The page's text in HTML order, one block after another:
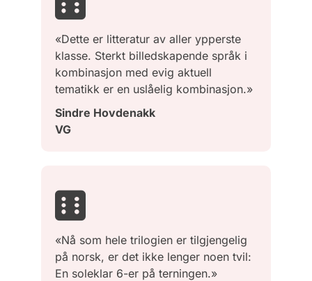
«Dette er litteratur av aller ypperste
klasse. Sterkt billedskapende språk i
kombinasjon med evig aktuell
tematikk er en uslåelig kombinasjon.»
Sindre Hovdenakk
VG
«Nå som hele trilogien er tilgjengelig
på norsk, er det ikke lenger noen tvil:
En soleklar 6-er på terningen.»